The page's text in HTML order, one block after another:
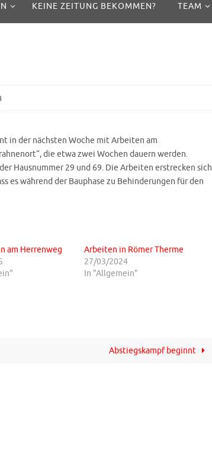
KEINE ZEITUNG BEKOMMEN? TEAM
in der nächsten Woche mit Arbeiten am
die etwa zwei Wochen dauern werden.
Hausnummer 29 und 69. Die Arbeiten erstrecken sich
es während der Bauphase zu Behinderungen für den
am Herrenweg
Arbeiten in Römer Therme
27/03/2024
In "Allgemein"
Abstiegskampf beginnt